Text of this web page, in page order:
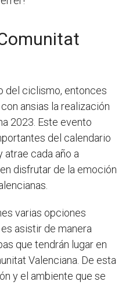
del ciclismo, entonces
ansias la realización
2023. Este evento
del calendario
cada año a
disfrutar de la emoción
varias opciones
asistir de manera
que tendrán lugar en
Valenciana. De esta
y el ambiente que se